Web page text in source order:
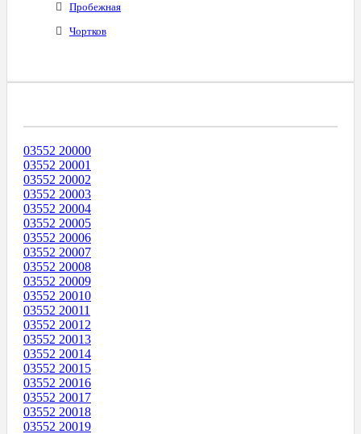
Пробежная
Чортков
03552 20000
03552 20001
03552 20002
03552 20003
03552 20004
03552 20005
03552 20006
03552 20007
03552 20008
03552 20009
03552 20010
03552 20011
03552 20012
03552 20013
03552 20014
03552 20015
03552 20016
03552 20017
03552 20018
03552 20019